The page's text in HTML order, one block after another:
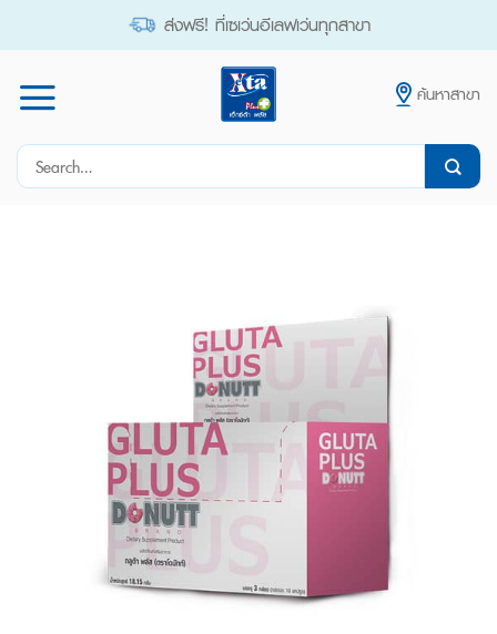
ส่งฟรี! ที่เซเว่นอีเลฟเว่นทุกสาขา
ค้นหาสาขา
Search